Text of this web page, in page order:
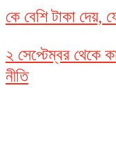
কে বেশি টাকা দেয়,
২ সেপ্টেম্বর থেকে
নীতি